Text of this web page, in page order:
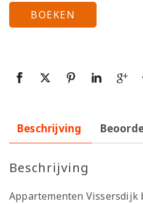
BOEKEN
Beschrijving
Beschrijving
Appartementen Vissersdijk